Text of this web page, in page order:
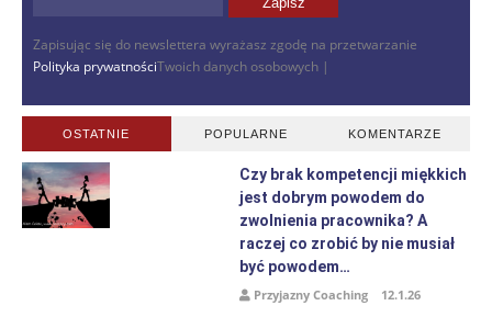
Zapisując się do newslettera wyrażasz zgodę na przetwarzanie
Twoich danych osobowych |
Polityka prywatności
OSTATNIE POPULARNE KOMENTARZE
Czy brak kompetencji miękkich
jest dobrym powodem do
zwolnienia pracownika? A
raczej co zrobić by nie musiał
być powodem…
Przyjazny Coaching 12.1.26